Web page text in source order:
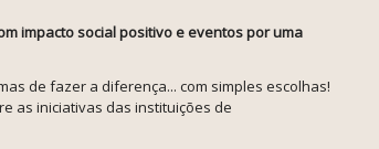
impacto social positivo e eventos por uma
de fazer a diferença... com simples escolhas!
as iniciativas das instituições de